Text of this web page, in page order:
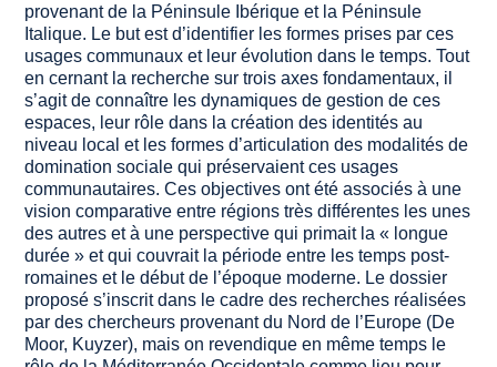
provenant de la Péninsule Ibérique et la Péninsule
Italique. Le but est d’identifier les formes prises par ces
usages communaux et leur évolution dans le temps. Tout
en cernant la recherche sur trois axes fondamentaux, il
s’agit de connaître les dynamiques de gestion de ces
espaces, leur rôle dans la création des identités au
niveau local et les formes d’articulation des modalités de
domination sociale qui préservaient ces usages
communautaires. Ces objectives ont été associés à une
vision comparative entre régions très différentes les unes
des autres et à une perspective qui primait la « longue
durée » et qui couvrait la période entre les temps post-
romaines et le début de l’époque moderne. Le dossier
proposé s’inscrit dans le cadre des recherches réalisées
par des chercheurs provenant du Nord de l’Europe (De
Moor, Kuyzer), mais on revendique en même temps le